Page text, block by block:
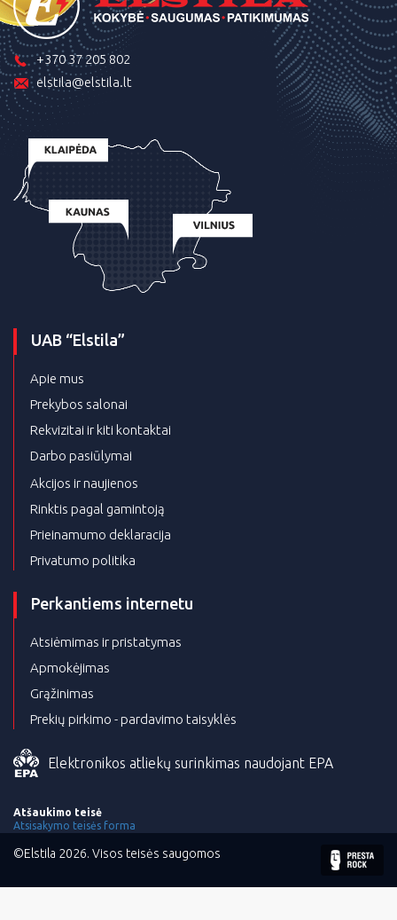
+370 37 205 802
elstila@elstila.lt
UAB “Elstila”
Apie mus
Prekybos salonai
Rekvizitai ir kiti kontaktai
Darbo pasiūlymai
Akcijos ir naujienos
Rinktis pagal gamintoją
Prieinamumo deklaracija
Privatumo politika
Perkantiems internetu
Atsiėmimas ir pristatymas
Apmokėjimas
Grąžinimas
Prekių pirkimo - pardavimo taisyklės
Elektronikos atliekų surinkimas naudojant EPA
Atšaukimo teisė
Atsisakymo teisės forma
©Elstila 2026. Visos teisės saugomos